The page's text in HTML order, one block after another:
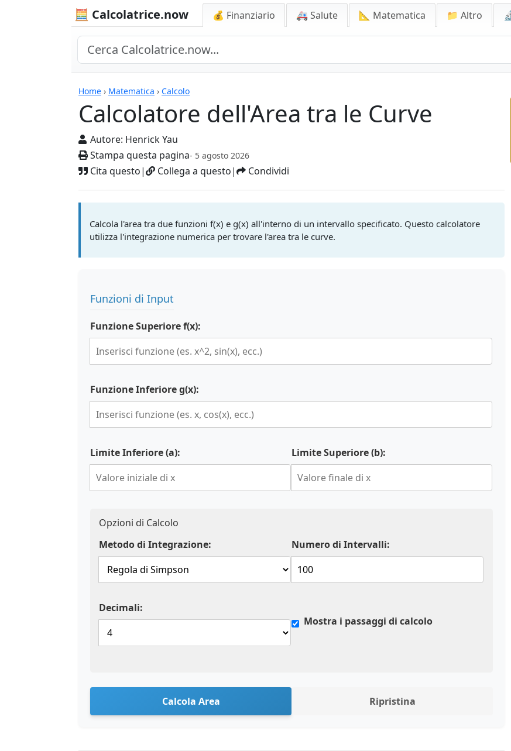
🧮 Calcolatrice.now 💰 Finanziario 🚑 Salute 📐 Matematica 📁 Altro
Home › Matematica › Calcolo
Calcolatore dell'Area tra le Curve
Autore: Henrick Yau
Stampa questa pagina- 5 agosto 2026
Cita questo| Collega a questo| Condividi
Calcolatrici
Calcola l'area tra due funzioni f(x) e g(x) all'interno di un intervallo specificato. Questo calcolatore
utilizza l'integrazione numerica per trovare l'area tra le curve.
Funzioni di Input
Funzione Superiore f(x):
Funzione Inferiore g(x):
Limite Inferiore (a): Limite Superiore (b):
Opzioni di Calcolo
Metodo di Integrazione:
Numero di Intervalli:
Decimali:
Mostra i passaggi di calcolo
Calcola Area Ripristina